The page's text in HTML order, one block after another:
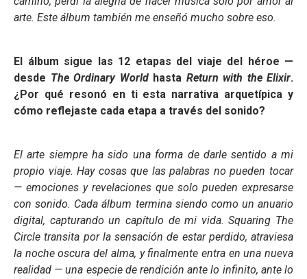
arte. Este álbum también me enseñó mucho sobre eso.
El álbum sigue las 12 etapas del viaje del héroe —
desde The Ordinary Worldhasta Return with the Elixir.
¿Por qué resonó en ti esta narrativa arquetípica y
cómo reflejaste cada etapa a través del sonido?
El arte siempre ha sido una forma de darle sentido a mi
propio viaje. Hay cosas que las palabras no pueden tocar
— emociones y revelaciones que solo pueden expresarse
con sonido. Cada álbum termina siendo como un anuario
digital, capturando un capítulo de mi vida. Squaring The
Circle transita por la sensación de estar perdido, atraviesa
la noche oscura del alma, y finalmente entra en una nueva
realidad — una especie de rendición ante lo infinito, ante lo